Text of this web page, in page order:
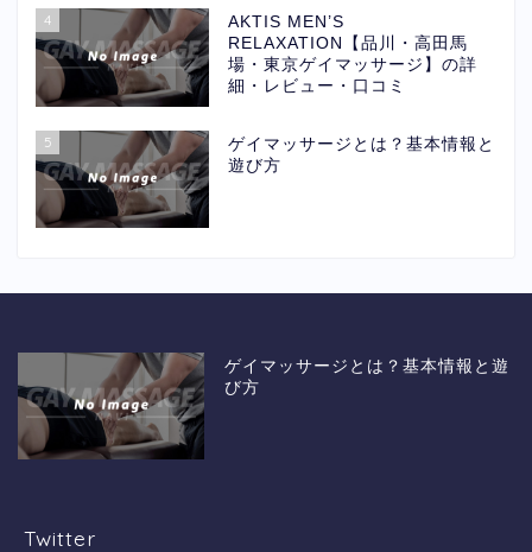
4
AKTIS MEN’S
RELAXATION【品川・高田馬
場・東京ゲイマッサージ】の詳
細・レビュー・口コミ
5
ゲイマッサージとは？基本情報と
遊び方
ゲイマッサージとは？基本情報と遊
び方
Twitter